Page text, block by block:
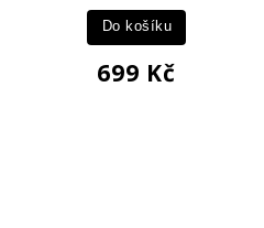
699 Kč
Do košíku